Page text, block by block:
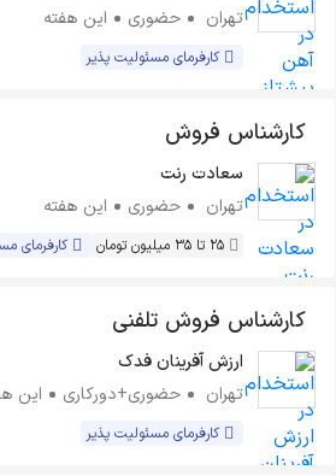
تهران
حضوری این هفته
کارفرمای مسئولیت پذیر
کارشناس فروش
سعادت رنت
تهران
حضوری این هفته
25 تا 35 میلیون تومان کارفرمای
کارشناس فروش تلفنی
ارزش آفرینان فدک
تهران
حضوری+دورکاری این
کارفرمای مسئولیت پذیر